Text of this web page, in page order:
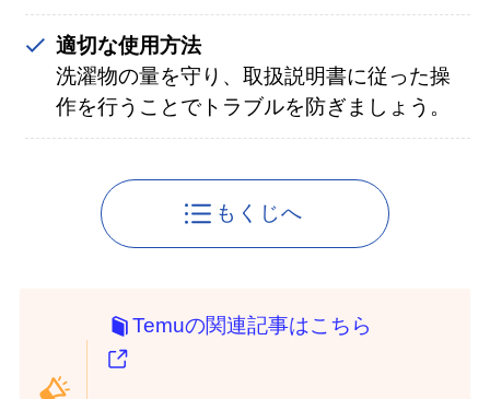
適切な使用方法
洗濯物の量を守り、取扱説明書に従った操
作を行うことでトラブルを防ぎましょう。
もくじへ
Temuの関連記事はこちら